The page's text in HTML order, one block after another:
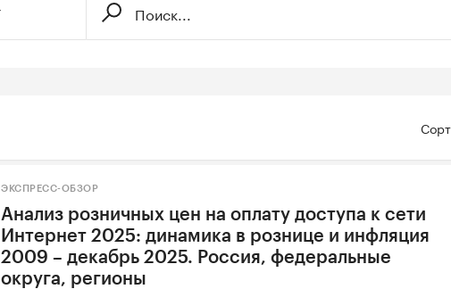
ЭКСПРЕСС-ОБЗОР
Анализ розничных цен на оплату доступа к сети
Интернет 2025: динамика в рознице и инфляция
2009 – декабрь 2025. Россия, федеральные
округа, регионы